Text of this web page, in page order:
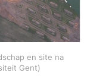
en site na
Gent)